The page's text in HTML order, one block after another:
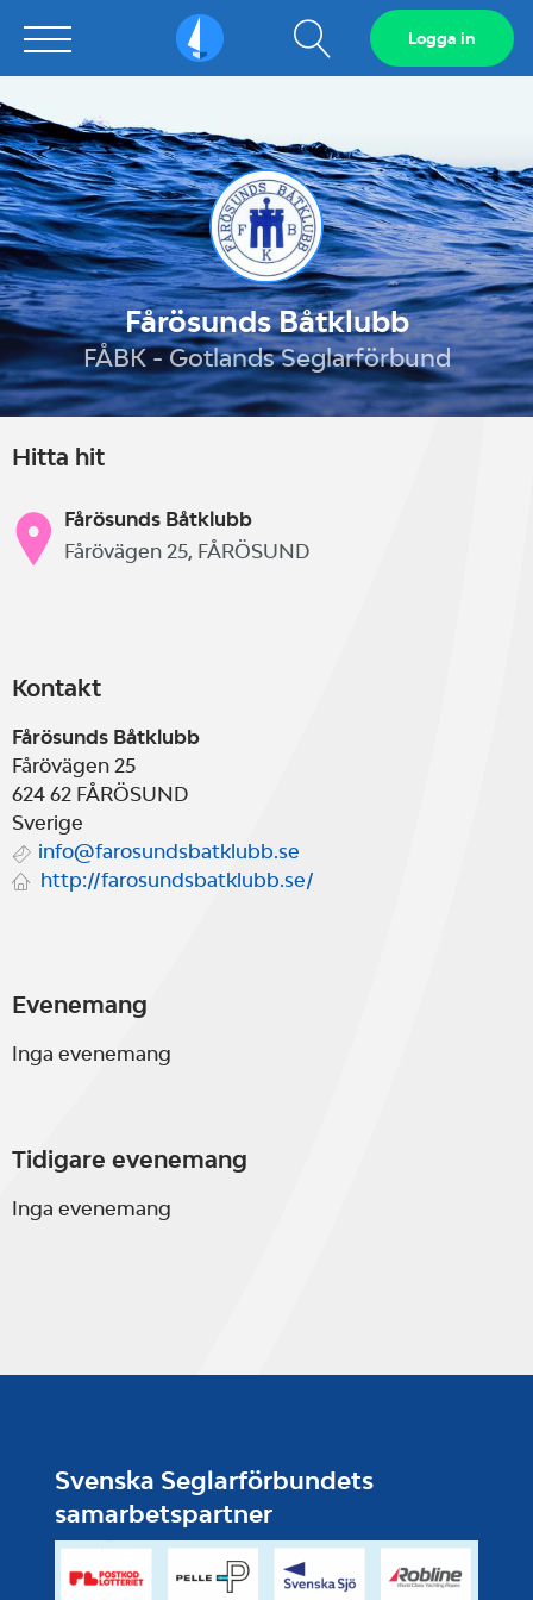
Sailarena Visa
sökfält
Logga in
Fårösunds Båtklubb
FÅBK - Gotlands Seglarförbund
Hitta hit
Fårösunds Båtklubb
Fårövägen 25, FÅRÖSUND
Kontakt
Fårösunds Båtklubb
Fårövägen 25
624 62 FÅRÖSUND
Sverige
info@farosundsbatklubb.se
http://farosundsbatklubb.se/
Evenemang
Inga evenemang
Tidigare evenemang
Inga evenemang
Svenska Seglarförbundets
samarbetspartner